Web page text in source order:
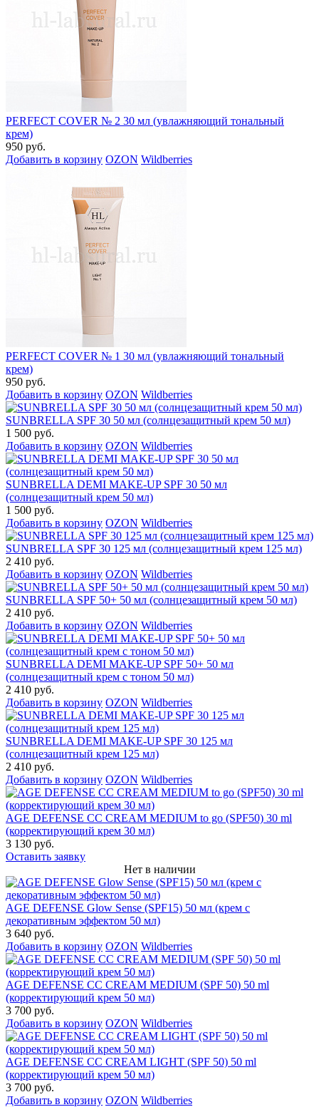
PERFECT COVER № 2 30 мл (увлажняющий тональный
крем)
950 руб.
Добавить в корзину OZON Wildberries
PERFECT COVER № 1 30 мл (увлажняющий тональный
крем)
950 руб.
Добавить в корзину OZON Wildberries
SUNBRELLA SPF 30 50 мл (солнцезащитный крем 50 мл)
1 500 руб.
Добавить в корзину OZON Wildberries
SUNBRELLA DEMI MAKE-UP SPF 30 50 мл
(солнцезащитный крем 50 мл)
1 500 руб.
Добавить в корзину OZON Wildberries
SUNBRELLA SPF 30 125 мл (солнцезащитный крем 125 мл)
2 410 руб.
Добавить в корзину OZON Wildberries
SUNBRELLA SPF 50+ 50 мл (солнцезащитный крем 50 мл)
2 410 руб.
Добавить в корзину OZON Wildberries
SUNBRELLA DEMI MAKE-UP SPF 50+ 50 мл
(солнцезащитный крем с тоном 50 мл)
2 410 руб.
Добавить в корзину OZON Wildberries
SUNBRELLA DEMI MAKE-UP SPF 30 125 мл
(солнцезащитный крем 125 мл)
2 410 руб.
Добавить в корзину OZON Wildberries
AGE DEFENSE CC CREAM MEDIUM to go (SPF50) 30 ml
(корректирующий крем 30 мл)
3 130 руб.
Оставить заявку
Нет в наличии
AGE DEFENSE Glow Sense (SPF15) 50 мл (крем с
декоративным эффектом 50 мл)
3 640 руб.
Добавить в корзину OZON Wildberries
AGE DEFENSE CC CREAM MEDIUM (SPF 50) 50 ml
(корректирующий крем 50 мл)
3 700 руб.
Добавить в корзину OZON Wildberries
AGE DEFENSE CC CREAM LIGHT (SPF 50) 50 ml
(корректирующий крем 50 мл)
3 700 руб.
Добавить в корзину OZON Wildberries